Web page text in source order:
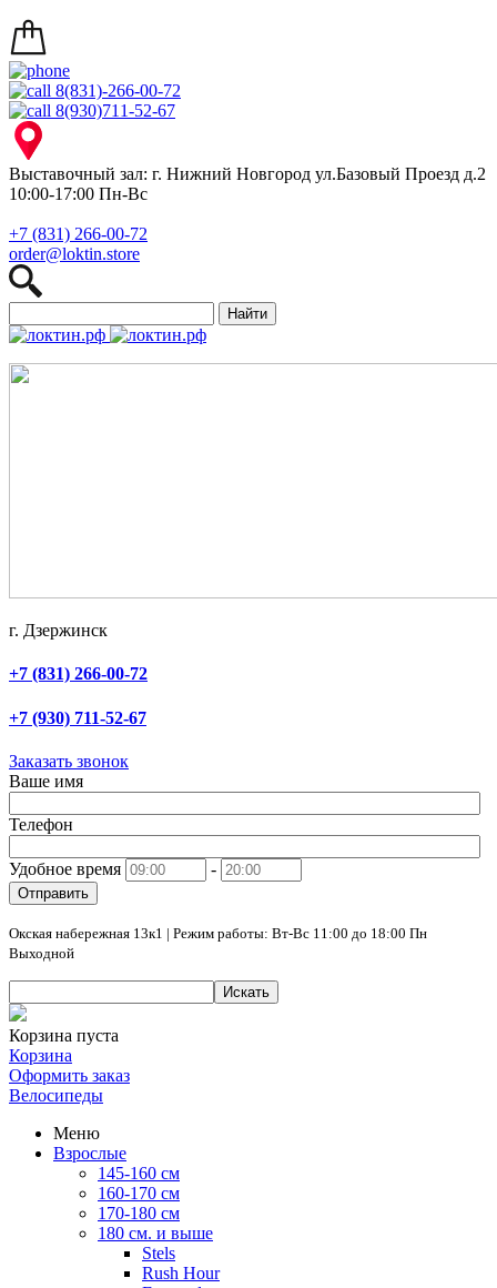
8(831)-266-00-72
8(930)711-52-67
Выставочный зал: г. Нижний Новгород ул.Базовый Проезд д.2
10:00-17:00 Пн-Вс
+7 (831) 266-00-72
order@loktin.store
Найти
г. Дзержинск
+7 (831) 266-00-72
+7 (930) 711-52-67
Заказать звонок
Ваше имя
Телефон
Удобное время -
Отправить
Окская набережная 13к1 | Режим работы: Вт-Вс 11:00 до 18:00 Пн
Выходной
Искать
Корзина пуста
Корзина
Оформить заказ
Велосипеды
Меню
Взрослые
145-160 см
160-170 см
170-180 см
180 см. и выше
Stels
Rush Hour